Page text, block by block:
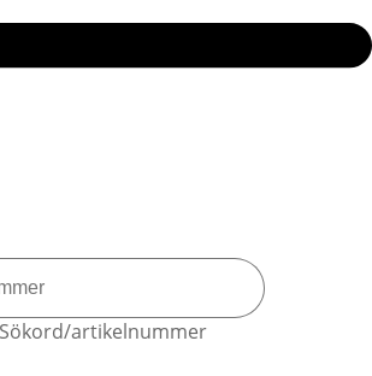
Sökord/artikelnummer